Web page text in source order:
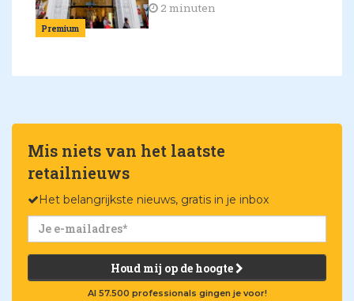
Premium
2 minuten
Mis niets van het laatste
retailnieuws
Het belangrijkste nieuws, gratis in je inbox
Houd mij op de hoogte
Al 57.500 professionals gingen je voor!